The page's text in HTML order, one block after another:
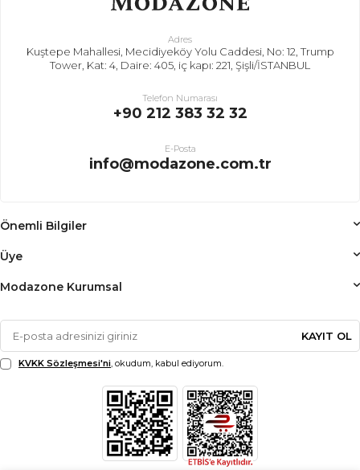
Adres
Kuştepe Mahallesi, Mecidiyeköy Yolu Caddesi, No: 12, Trump
Tower, Kat: 4, Daire: 405, iç kapı: 221, Şişli/İSTANBUL
Telefon Numarası
+90 212 383 32 32
E-Posta
info@modazone.com.tr
Önemli Bilgiler
Üye
Modazone Kurumsal
KAYIT OL
KVKK Sözleşmesi'ni, okudum, kabul ediyorum.